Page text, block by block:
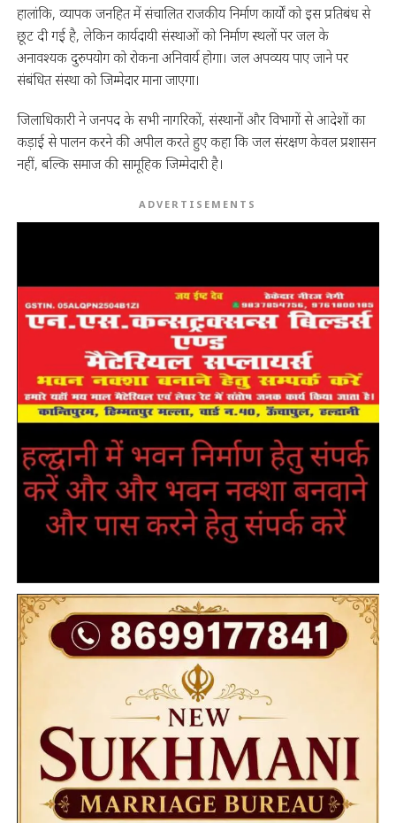
हालांकि, व्यापक जनहित में संचालित राजकीय निर्माण कार्यों को इस प्रतिबंध से
छूट दी गई है, लेकिन कार्यदायी संस्थाओं को निर्माण स्थलों पर जल के
अनावश्यक दुरुपयोग को रोकना अनिवार्य होगा। जल अपव्यय पाए जाने पर
संबंधित संस्था को जिम्मेदार माना जाएगा।
जिलाधिकारी ने जनपद के सभी नागरिकों, संस्थानों और विभागों से आदेशों का
कड़ाई से पालन करने की अपील करते हुए कहा कि जल संरक्षण केवल प्रशासन
नहीं, बल्कि समाज की सामूहिक जिम्मेदारी है।
ADVERTISEMENTS